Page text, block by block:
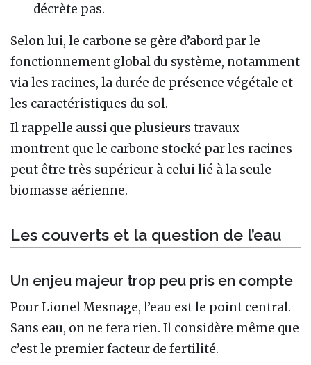
décrète pas.
Selon lui, le carbone se gère d’abord par le
fonctionnement global du système, notamment
via les racines, la durée de présence végétale et
les caractéristiques du sol.
Il rappelle aussi que plusieurs travaux
montrent que le carbone stocké par les racines
peut être très supérieur à celui lié à la seule
biomasse aérienne.
Les couverts et la question de l’eau
Un enjeu majeur trop peu pris en compte
Pour Lionel Mesnage, l’eau est le point central.
Sans eau, on ne fera rien. Il considère même que
c’est le premier facteur de fertilité.